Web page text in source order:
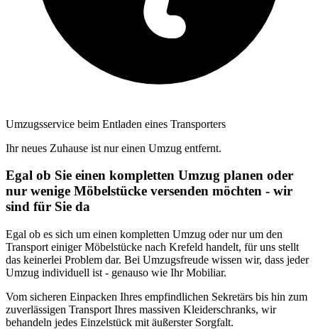
Umzugsservice beim Entladen eines Transporters
Ihr neues Zuhause ist nur einen Umzug entfernt.
Egal ob Sie einen kompletten Umzug planen oder
nur wenige Möbelstücke versenden möchten - wir
sind für Sie da
Egal ob es sich um einen kompletten Umzug oder nur um den
Transport einiger Möbelstücke nach Krefeld handelt, für uns stellt
das keinerlei Problem dar. Bei Umzugsfreude wissen wir, dass jeder
Umzug individuell ist - genauso wie Ihr Mobiliar.
Vom sicheren Einpacken Ihres empfindlichen Sekretärs bis hin zum
zuverlässigen Transport Ihres massiven Kleiderschranks, wir
behandeln jedes Einzelstück mit äußerster Sorgfalt.